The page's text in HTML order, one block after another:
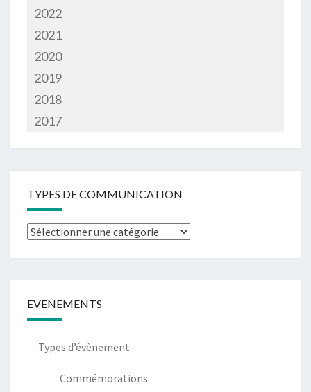
2022
2021
2020
2019
2018
2017
TYPES DE COMMUNICATION
Types
EVENEMENTS
Types d’évènement
Commémorations